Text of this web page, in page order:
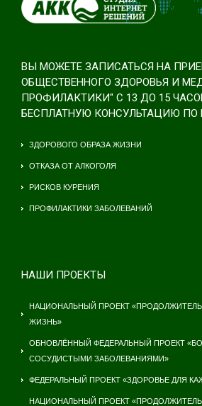
ВЫ МОЖЕТЕ ЗАПИСАТЬСЯ НА
ОБЩЕСТВЕННОГО ЗДОРОВЬЯ И
ПРОФИЛАКТИКИ" С 13 ДО 15
БЕСПЛАТНУЮ КОНСУЛЬТАЦИЮ ПО
ЗДОРОВОГО ОБРАЗА ЖИЗНИ
ОТКАЗА ОТ АЛКОГОЛЯ
РИСКОВ КУРЕНИЯ
ПРОФИЛАКТИКИ ЗАБОЛЕВАНИЙ
НАШИ ПРОЕКТЫ
НАЦИОНАЛЬНЫЙ ПРОЕКТ
ЖИЗНЬ»
ОБНОВЛЁННЫЙ ФЕДЕРАЛЬНЫЙ ПРОЕКТ
СОСУДИСТЫМИ ЗАБОЛЕВАНИЯМИ»
ФЕДЕРАЛЬНЫЙ ПРОЕКТ «ЗДОРОВЬЕ ДЛЯ
НАЦИОНАЛЬНЫЙ ПРОЕКТ